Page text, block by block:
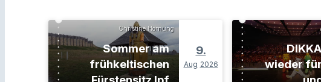
Christine Hornung
Sommer am
frühkeltischen
9.
Aug 2026
wieder